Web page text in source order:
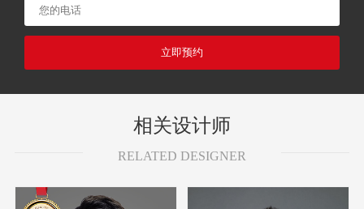
立即预约
相关设计师
RELATED DESIGNER